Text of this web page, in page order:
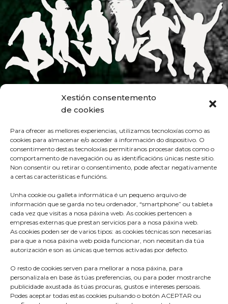
Xestión consentemento
de cookies
Para ofrecer as mellores experiencias, utilizamos tecnoloxías como as
cookies para almacenar e/o acceder á información do dispositivo. O
consentimento destas tecnoloxías permitiranos procesar datos como o
comportamento de navegación ou as identificacións únicas neste sitio.
Non consentir ou retirar o consentimento, pode afectar negativamente
a certas características e funcións.
Unha cookie ou galleta informática é un pequeno arquivo de
información que se garda no teu ordenador, “smartphone” ou tableta
cada vez que visitas a nosa páxina web. As cookies pertencen a
empresas externas que prestan servicios para a nosa páxina web.
As cookies poden ser de varios tipos: as cookies técnicas son necesarias
para que a nosa páxina web poida funcionar, non necesitan da túa
autorización e son as únicas que temos activadas por defecto.
O resto de cookies serven para mellorar a nosa páxina, para
personalizala en base ás túas preferencias, ou para poder mostrarche
publicidade axustada ás túas procuras, gustos e intereses persoais.
Podes aceptar todas estas cookies pulsando o botón ACEPTAR ou
Praza do Concello s/n
36680 A Estrada – Pontevedra
Telf: 986570165